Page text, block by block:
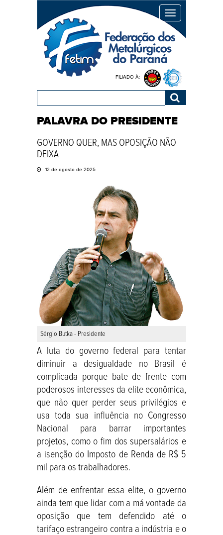
MENU
FILIADO À:
PALAVRA DO PRESIDENTE
GOVERNO QUER, MAS OPOSIÇÃO NÃO
DEIXA
12 de agosto de 2025
Sérgio Butka - Presidente
A luta do governo federal para tentar
diminuir a desigualdade no Brasil é
complicada porque bate de frente com
poderosos interesses da elite econômica,
que não quer perder seus privilégios e
usa toda sua influência no Congresso
Nacional para barrar importantes
projetos, como o fim dos supersalários e
a isenção do Imposto de Renda de R$ 5
mil para os trabalhadores.
Além de enfrentar essa elite, o governo
ainda tem que lidar com a má vontade da
oposição que tem defendido até o
tarifaço estrangeiro contra a indústria e o